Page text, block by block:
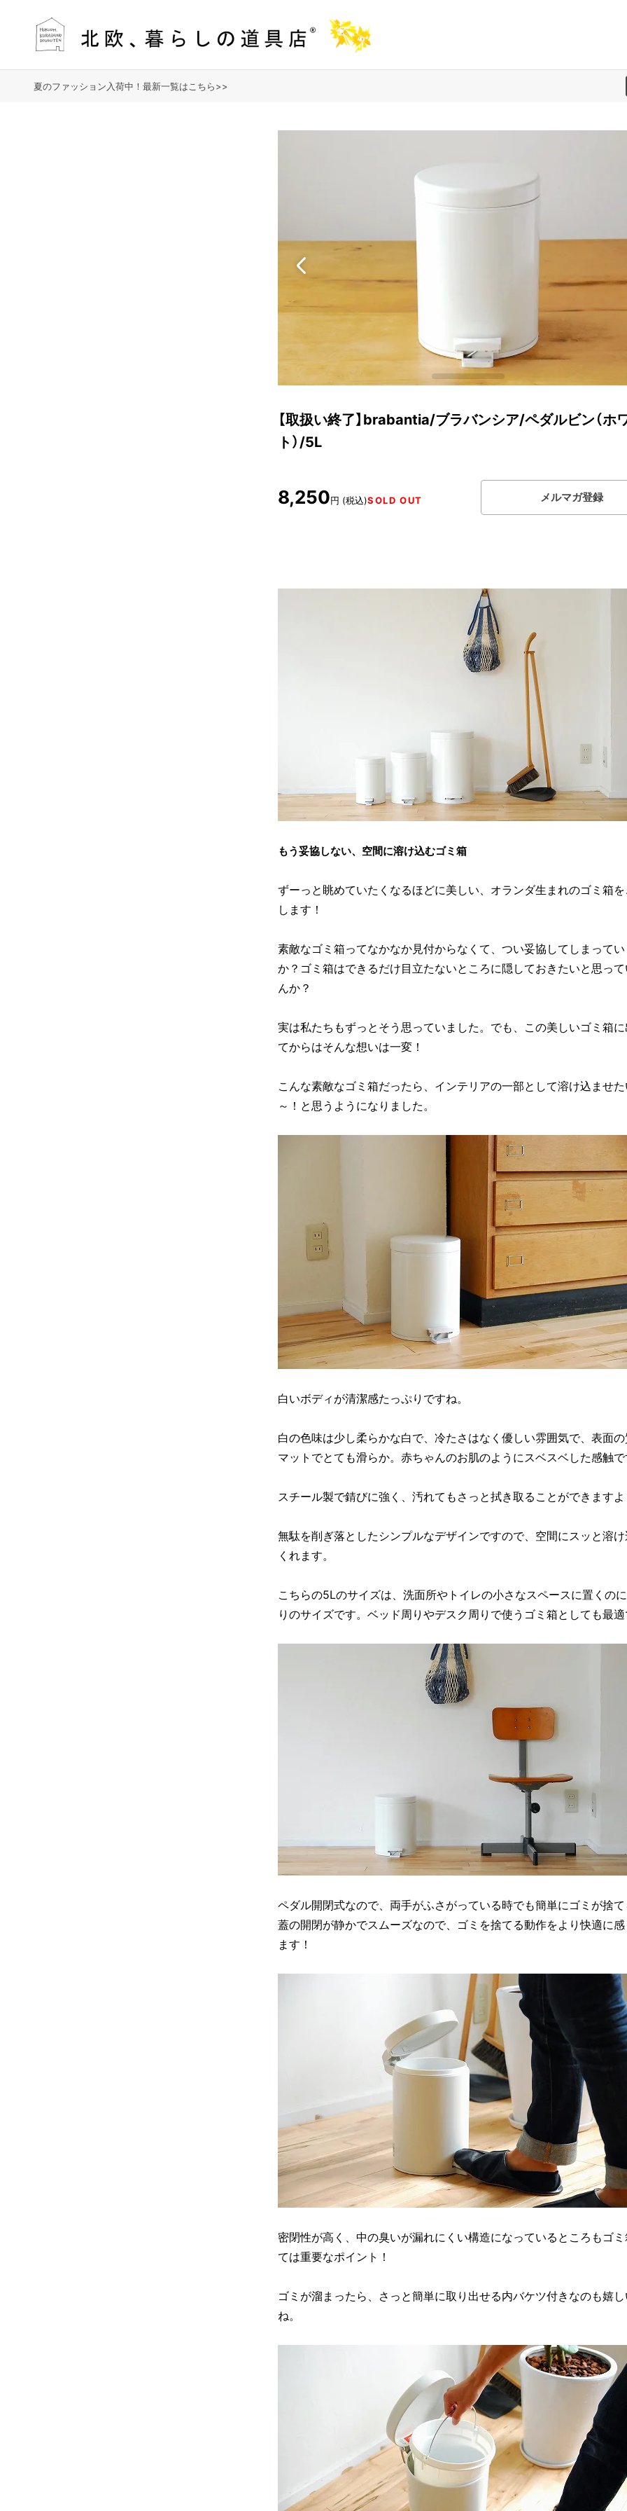
夏のファッション入荷中！最新一覧はこちら>>
【取扱い終了】brabantia/ブラバンシア/ペダルビン（ホ
ト）/5L
8,250円 (税込)SOLD OUT メルマガ登録
もう妥協しない、空間に溶け込むゴミ箱
ずーっと眺めていたくなるほどに美しい、オランダ生まれのゴミ箱
します！
素敵なゴミ箱ってなかなか見付からなくて、つい妥協してしまって
か？ゴミ箱はできるだけ目立たないところに隠しておきたいと思っ
んか？
実は私たちもずっとそう思っていました。でも、この美しいゴミ箱
てからはそんな想いは一変！
こんな素敵なゴミ箱だったら、インテリアの一部として溶け込ませ
～！と思うようになりました。
白いボディが清潔感たっぷりですね。
白の色味は少し柔らかな白で、冷たさはなく優しい雰囲気で、表面
マットでとても滑らか。赤ちゃんのお肌のようにスベスベした感触
スチール製で錆びに強く、汚れてもさっと拭き取ることができます
無駄を削ぎ落としたシンプルなデザインですので、空間にスッと溶
くれます。
こちらの5Lのサイズは、洗面所やトイレの小さなスペースに置くの
りのサイズです。ベッド周りやデスク周りで使うゴミ箱としても最
ペダル開閉式なので、両手がふさがっている時でも簡単にゴミが捨
蓋の開閉が静かでスムーズなので、ゴミを捨てる動作をより快適に
ます！
密閉性が高く、中の臭いが漏れにくい構造になっているところもゴ
ては重要なポイント！
ゴミが溜まったら、さっと簡単に取り出せる内バケツ付きなのも嬉
ね。